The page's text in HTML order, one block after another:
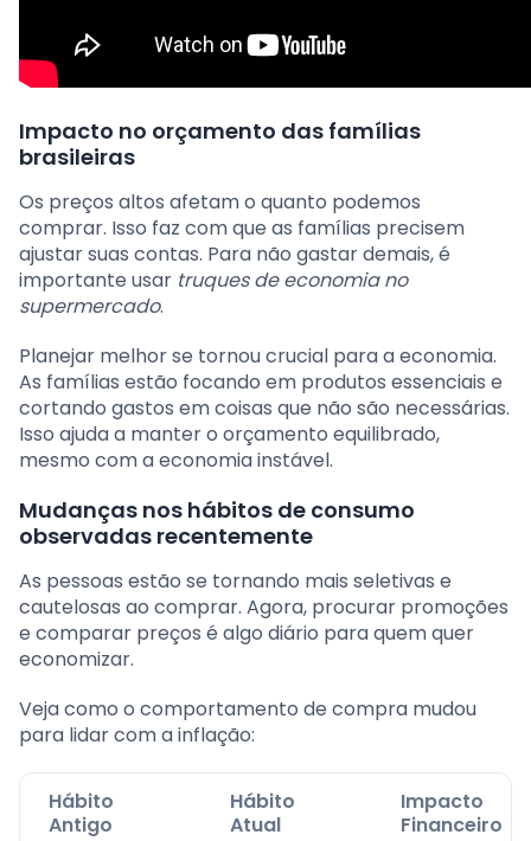
Impacto no orçamento das famílias
brasileiras
Os preços altos afetam o quanto podemos
comprar. Isso faz com que as famílias precisem
ajustar suas contas. Para não gastar demais, é
importante usar truques de economia no
supermercado.
Planejar melhor se tornou crucial para a economia.
As famílias estão focando em produtos essenciais e
cortando gastos em coisas que não são necessárias.
Isso ajuda a manter o orçamento equilibrado,
mesmo com a economia instável.
Mudanças nos hábitos de consumo
observadas recentemente
As pessoas estão se tornando mais seletivas e
cautelosas ao comprar. Agora, procurar promoções
e comparar preços é algo diário para quem quer
economizar.
Veja como o comportamento de compra mudou
para lidar com a inflação:
Hábito
Antigo
Hábito
Atual
Impacto
Financeiro